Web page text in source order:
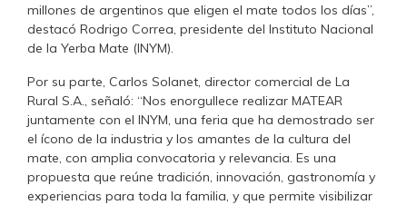
millones de argentinos que eligen el mate todos los días”,
destacó Rodrigo Correa, presidente del Instituto Nacional
de la Yerba Mate (INYM).
Por su parte, Carlos Solanet, director comercial de La
Rural S.A., señaló: “Nos enorgullece realizar MATEAR
juntamente con el INYM, una feria que ha demostrado ser
el ícono de la industria y los amantes de la cultura del
mate, con amplia convocatoria y relevancia. Es una
propuesta que reúne tradición, innovación, gastronomía y
experiencias para toda la familia, y que permite visibilizar